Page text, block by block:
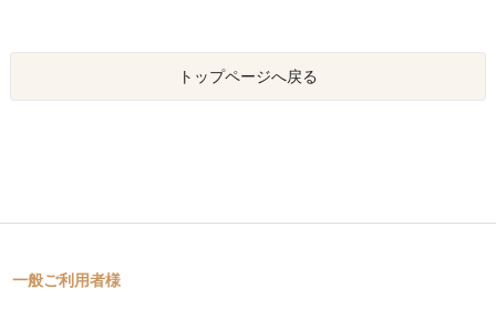
トップページへ戻る
一般ご利用者様